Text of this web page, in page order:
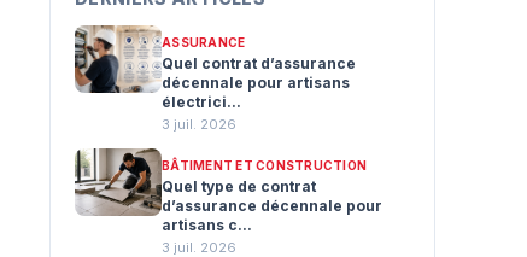
ASSURANCE
Quel contrat d’assurance
décennale pour artisans
électrici...
3 juil. 2026
BÂTIMENT ET CONSTRUCTION
Quel type de contrat
d’assurance décennale pour
artisans c...
3 juil. 2026